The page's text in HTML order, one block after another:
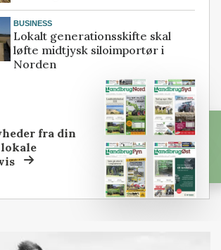
BUSINESS
Lokalt generationsskifte skal
løfte midtjysk siloimportør i
Norden
fra din
lokale